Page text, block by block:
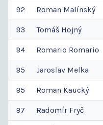
92 Roman Malínský
93 Tomáš Hojný
94 Romario Romario
95 Jaroslav Melka
95 Roman Kaucký
97 Radomír Fryč